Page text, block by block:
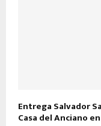
Entrega Salvador
Casa del Anciano